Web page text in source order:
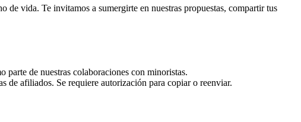
vida. Te invitamos a sumergirte en nuestras propuestas, compartir tus
parte de nuestras colaboraciones con minoristas.
de afiliados. Se requiere autorización para copiar o reenviar.